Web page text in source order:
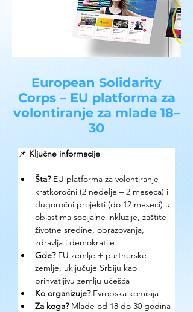
European Solidarity
Corps – EU platforma za
volontiranje za mlade 18–
30
📌 Ključne informacije
Šta? EU platforma za volontiranje –
kratkoročni (2 nedelje – 2 meseca) i
dugoročni projekti (do 12 meseci) u
oblastima socijalne inkluzije, zaštite
životne sredine, obrazovanja,
zdravlja i demokratije
Gde? EU zemlje + partnerske
zemlje, uključuje Srbiju kao
prihvatljivu zemlju učešća
Ko organizuje? Evropska komisija
Za koga? Mlade od 18 do 30 godina